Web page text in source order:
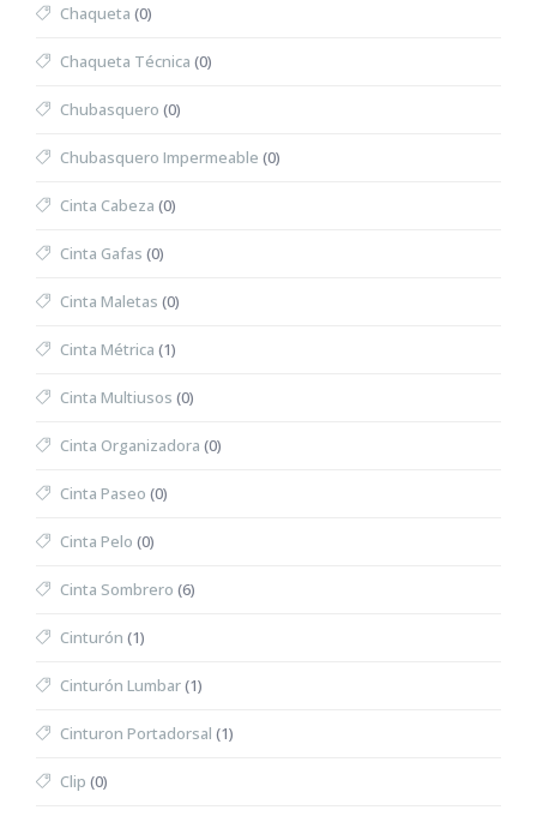
Chaqueta (0)
Chaqueta Técnica (0)
Chubasquero (0)
Chubasquero Impermeable (0)
Cinta Cabeza (0)
Cinta Gafas (0)
Cinta Maletas (0)
Cinta Métrica (1)
Cinta Multiusos (0)
Cinta Organizadora (0)
Cinta Paseo (0)
Cinta Pelo (0)
Cinta Sombrero (6)
Cinturón (1)
Cinturón Lumbar(1)
Cinturon Portadorsal (1)
Clip (0)